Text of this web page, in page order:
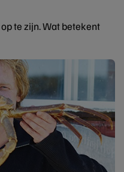
te zijn. Wat betekent